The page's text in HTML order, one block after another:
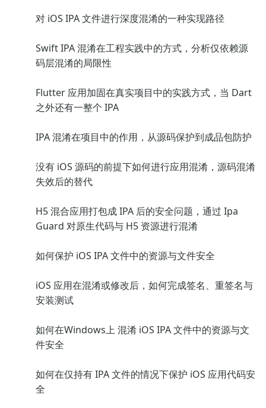
对 iOS IPA 文件进行深度混淆的一种实现路径
Swift IPA 混淆在工程实践中的方式，分析仅依赖源
码层混淆的局限性
Flutter 应用加固在真实项目中的实践方式，当 Dart
之外还有一整个 IPA
IPA 混淆在项目中的作用，从源码保护到成品包防护
没有 iOS 源码的前提下如何进行应用混淆，源码混淆
失效后的替代
H5 混合应用打包成 IPA 后的安全问题，通过 Ipa
Guard 对原生代码与 H5 资源进行混淆
如何保护 iOS IPA 文件中的资源与文件安全
iOS 应用在混淆或修改后，如何完成签名、重签名与
安装测试
如何在Windows上 混淆 iOS IPA 文件中的资源与文
件安全
如何在仅持有 IPA 文件的情况下保护 iOS 应用代码安
全